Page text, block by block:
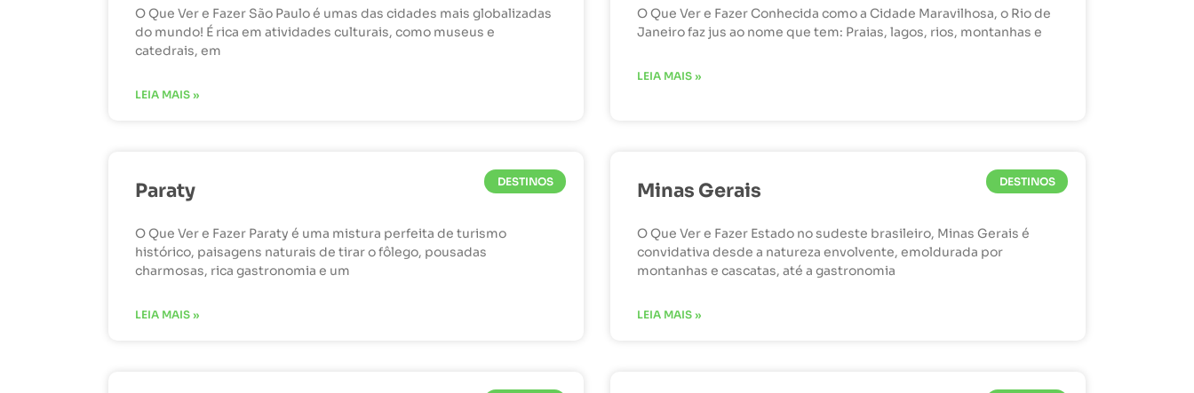
O Que Ver e Fazer São Paulo é umas das cidades mais globalizadas
do mundo! É rica em atividades culturais, como museus e
catedrais, em
LEIA MAIS »
O Que Ver e Fazer Conhecida como a Cidade Maravilhosa, o Rio de
Janeiro faz jus ao nome que tem: Praias, lagos, rios, montanhas e
LEIA MAIS »
DESTINOS
Paraty
O Que Ver e Fazer Paraty é uma mistura perfeita de turismo
histórico, paisagens naturais de tirar o fôlego, pousadas
charmosas, rica gastronomia e um
LEIA MAIS »
DESTINOS
Minas Gerais
O Que Ver e Fazer Estado no sudeste brasileiro, Minas Gerais é
convidativa desde a natureza envolvente, emoldurada por
montanhas e cascatas, até a gastronomia
LEIA MAIS »